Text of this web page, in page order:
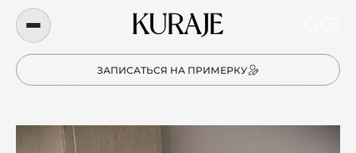
ЗАПИСАТЬСЯ НА ПРИМЕРКУ